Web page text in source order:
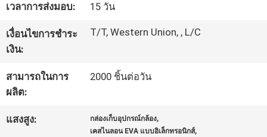
แผนผัง
เว็บไซต์
PRIVACY
POLICY
เวลาการส่งมอบ: 15 วัน
เงื่อนไขการชำระ
เงิน:
T/T, Western Union, , L/C
สามารถในการ
ผลิต:
2000 ชิ้นต่อวัน
แสงสูง: กล่องเก็บอุปกรณ์กล้อง,
เคสไนลอน EVA แบบอิเล็กทรอนิกส์,